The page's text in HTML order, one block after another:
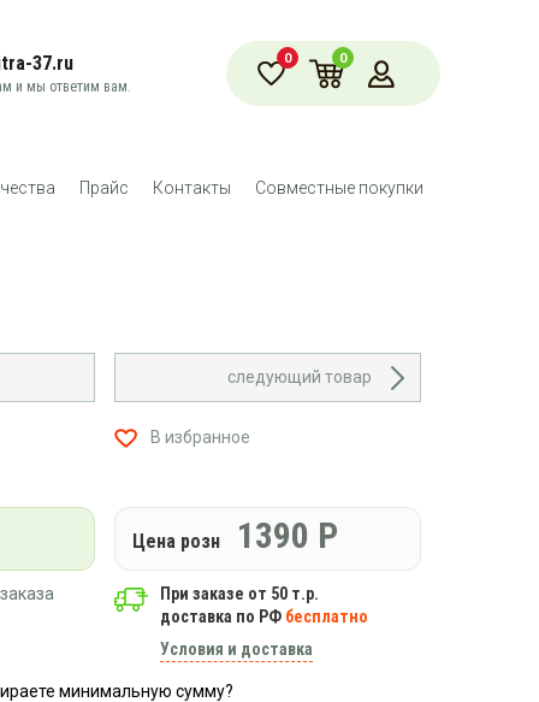
37.ru
и мы ответим вам.
0 0
Прайс Контакты Совместные покупки
следующий товар
В избранное
Цена розн 1390 Р
При заказе от 50 т.р.
доставка по РФ бесплатно
Условия и доставка
минимальную сумму?